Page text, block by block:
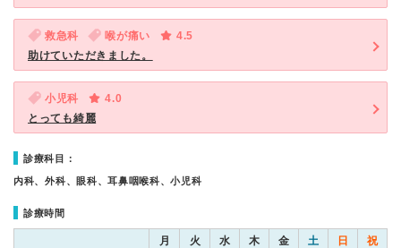
救急科 喉が痛い
4.5
助けていただきました。
小児科
4.0
とっても綺麗
診療科目：
内科、外科、眼科、耳鼻咽喉科、小児科
診療時間
月 火 水 木 金 土 日 祝